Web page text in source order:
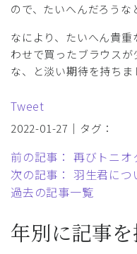
ので、たいへんだろうな
なにより、たいへん貴
わせで買ったブラウス
な、と淡い期待を持ちま
Tweet
2022-01-27｜タグ：
前の記事： 再びトニオ
次の記事： 羽生君につ
過去の記事一覧
年別に記事